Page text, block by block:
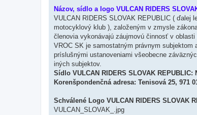
Názov, sídlo a logo VULCAN RIDERS
VULCAN RIDERS SLOVAK REPUBLIC (
motocyklový klub ), založeným v zmysle
členovia vykonávajú záujmovú činnosť v oblasti
VROC SK je samostatným právnym
príslušnými ustanoveniami všeobecne
iných subjektov.
Sídlo VULCAN RIDERS SLOVAK
Korenšpondenčná adresa: Tenisová 25, 971
Schválené Logo VULCAN RIDERS SLOVAK
VULCAN_SLOVAK_.jpg